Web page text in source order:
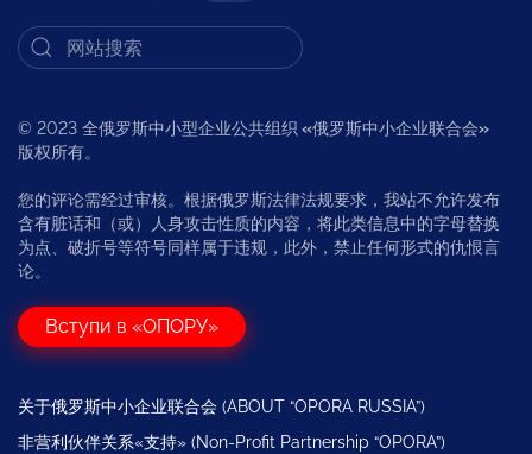
© 2023 全俄罗斯中小型企业公共组织 «俄罗斯中小企业联合会»
版权所有。
您的评论需经过审核。根据俄罗斯法律法规要求，我站不允许发布
含有脏话和（或）人身攻击性质的内容，将此类信息中的字母替换
为点、破折号等符号同样属于违规，此外，禁止任何形式的仇恨言
论。
Вступи в «ОПОРУ»
关于俄罗斯中小企业联合会 (ABOUT “OPORA RUSSIA”)
非营利伙伴关系«支持» (Non-Profit Partnership “OPORA”)